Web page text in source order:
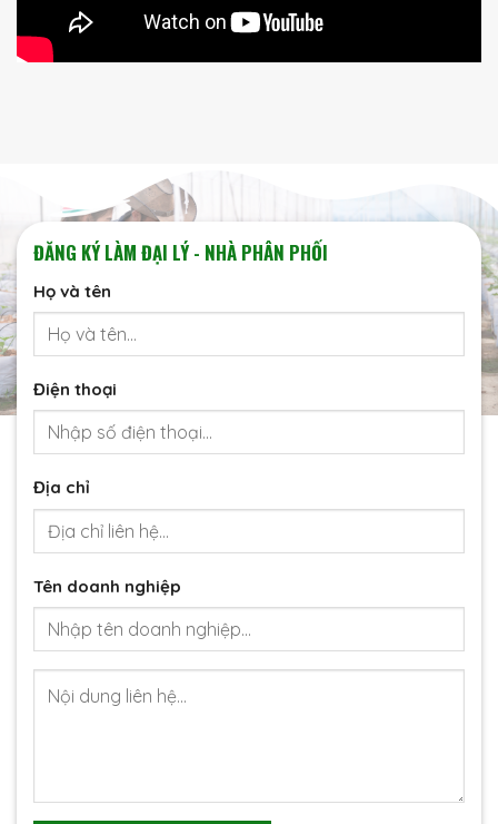
ĐĂNG KÝ LÀM ĐẠI LÝ - NHÀ PHÂN PHỐI
Họ và tên
Điện thoại
Địa chỉ
Tên doanh nghiệp